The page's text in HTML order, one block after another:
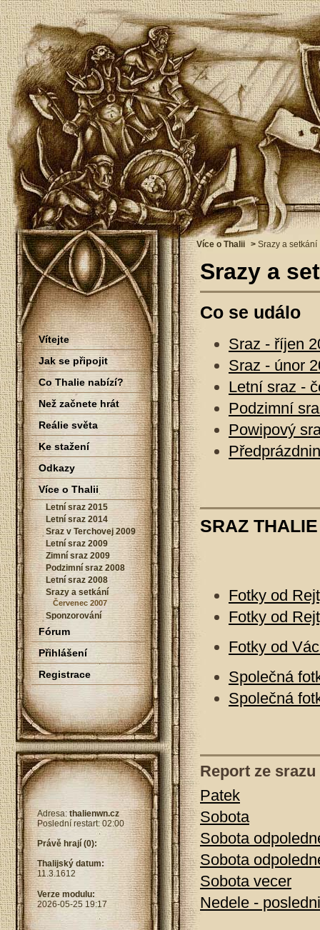
Více o Thalii > Srazy a setkání
Srazy a
Co se událo
Sraz - říjen
Sraz - únor
Letní sraz -
Podzimní
Powipový
SRAZ
Fotky od
Fotky od
Fotky od
Společná
Společná
Report ze
Patek
Sobota
Sobota
Sobota
Sobota vecer
Nedele -
Vítejte
Jak se připojit
Co Thalie nabízí?
Než začnete hrát
Reálie světa
Ke stažení
Odkazy
Více o Thalii
Letní sraz 2015
Letní sraz 2014
Sraz v Terchovej 2009
Letní sraz 2009
Zimní sraz 2009
Podzimní sraz 2008
Letní sraz 2008
Srazy a setkání
Červenec 2007
Sponzorování
Fórum
Přihlášení
Registrace
Adresa: thalienwn.cz
Poslední restart: 02:00
Právě hrají (0):
Thalijský datum:
11.3.1612
Verze modulu:
2026-05-25 19:17